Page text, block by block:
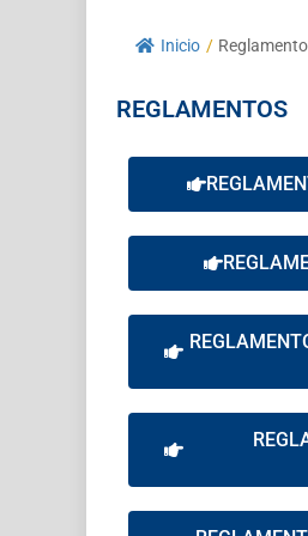
Inicio /
REGLAMENTOS